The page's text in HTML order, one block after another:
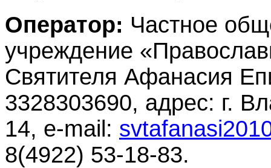
Оператор: Частное
учреждение
Святителя Афанасия
3328303690, адрес: г.
14, e‑mail:
8(4922) 53-18-83.